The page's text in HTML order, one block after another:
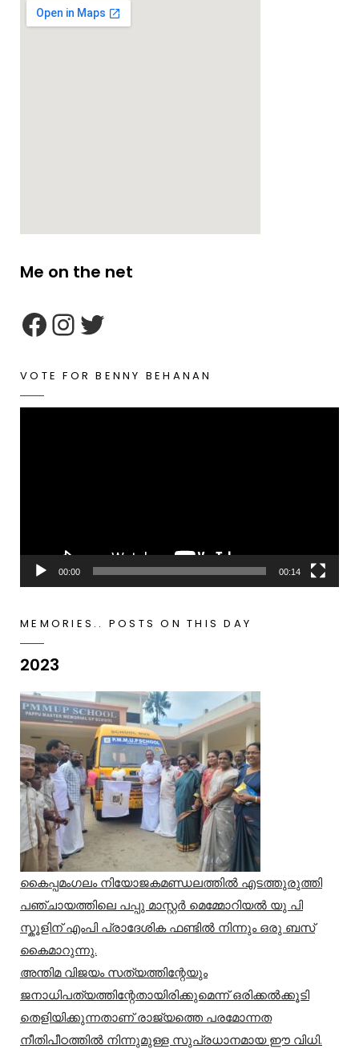
google maps embed zoom
Me on the net
VOTE FOR BENNY BEHANAN
00:00 00:14
MEMORIES.. POSTS ON THIS DAY
2023
കൈപ്പമംഗലം നിയോജകമണ്ഡലത്തിൽ എടത്തുരുത്തി
പഞ്ചായത്തിലെ പപ്പു മാസ്റ്റർ മെമ്മോറിയൽ യു പി
സ്കൂളിന് എംപി പ്രാദേശിക ഫണ്ടിൽ നിന്നും ഒരു ബസ്
കൈമാറുന്നു.
അന്തിമ വിജയം സത്യത്തിന്റേയും
ജനാധിപത്യത്തിന്റേതായിരിക്കുമെന്ന് ഒരിക്കൽക്കൂടി
തെളിയിക്കുന്നതാണ് രാജ്യത്തെ പരമോന്നത
നീതിപീഠത്തിൽ നിന്നുമുള്ള സുപ്രധാനമായ ഈ വിധി.